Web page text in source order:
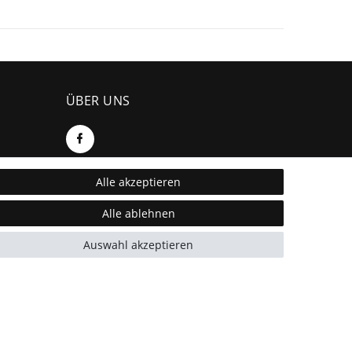
ÜBER UNS
SEBSON
Walter-Behrendt-Str. 10
44329 Dortmund
support@sebson.de
Alle akzeptieren
Alle ablehnen
Auswahl akzeptieren